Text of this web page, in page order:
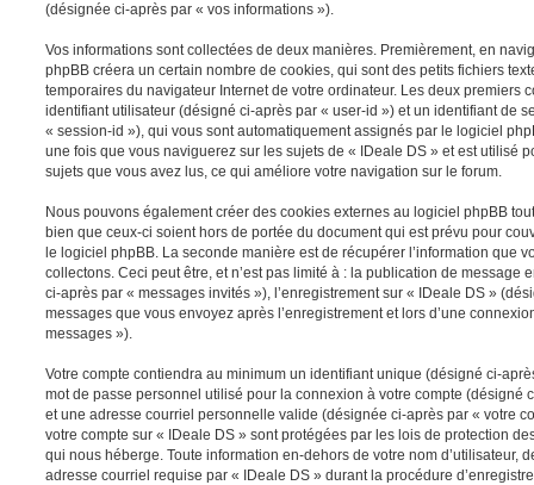
(désignée ci-après par « vos informations »).
Vos informations sont collectées de deux manières. Premièrement, en
phpBB créera un certain nombre de cookies, qui sont des petits fichiers
temporaires du navigateur Internet de votre ordinateur. Les deux premiers
identifiant utilisateur (désigné ci-après par « user-id ») et un identifiant de
« session-id »), qui vous sont automatiquement assignés par le logiciel
une fois que vous naviguerez sur les sujets de « IDeale DS » et est utilisé
sujets que vous avez lus, ce qui améliore votre navigation sur le forum.
Nous pouvons également créer des cookies externes au logiciel phpBB
bien que ceux-ci soient hors de portée du document qui est prévu pour
le logiciel phpBB. La seconde manière est de récupérer l’information que
collectons. Ceci peut être, et n’est pas limité à : la publication de message
ci-après par « messages invités »), l’enregistrement sur « IDeale DS »
messages que vous envoyez après l’enregistrement et lors d’une
messages »).
Votre compte contiendra au minimum un identifiant unique (désigné ci-
mot de passe personnel utilisé pour la connexion à votre compte (désigné
et une adresse courriel personnelle valide (désignée ci-après par « votre
votre compte sur « IDeale DS » sont protégées par les lois de protection
qui nous héberge. Toute information en-dehors de votre nom d’utilisateur,
adresse courriel requise par « IDeale DS » durant la procédure